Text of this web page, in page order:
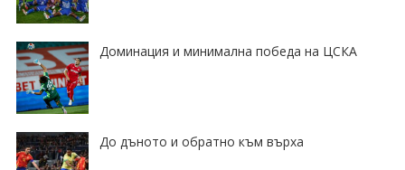
Доминация и минимална победа на ЦСКА
До дъното и обратно към върха